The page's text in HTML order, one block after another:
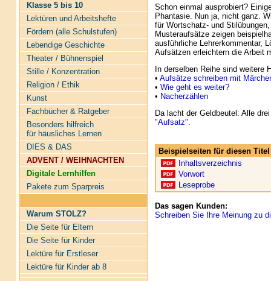
Klasse 5 bis 10
Lektüren und Arbeitshefte
Fördern (alle Schulstufen)
Lebendige Geschichte
Theater / Bühnenspiel
Stille / Konzentration
Religion / Ethik
Kunst
Fachbücher & Ratgeber
Besonders hilfreich
für häusliches Lernen
DIES & DAS
ADVENT / WEIHNACHTEN
Digitale Lernhilfen
Pakete zum Sparpreis
Warum STOLZ?
Die Seite für Eltern
Die Seite für Kinder
Lektüre für Erstleser
Lektüre für Kinder ab 8
Schon einmal ausprobiert?
Phantasie. Nun ja, nicht ganz.
für Wortschatz- und
Musteraufsätze zeigen
ausführliche Lehrerkommentar,
Aufsätzen erleichtern die Arbeit
In derselben Reihe sind weitere
• Aufsätze schreiben mit
• Wie geht es weiter?
• Nacherzählen
Da lacht der Geldbeutel: Alle
"Aufsatz".
Beispielseiten für diesen
Inhaltsverzeichnis
Vorwort
Leseprobe
Das sagen Kunden:
Schreiben Sie Ihre Meinung zu